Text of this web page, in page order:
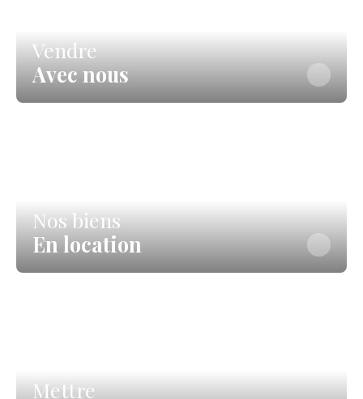
Vendre
Avec nous
Nos biens
En location
Mettre